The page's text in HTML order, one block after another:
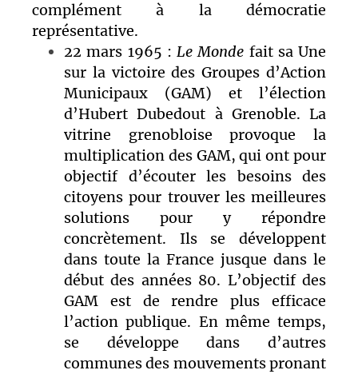
complément à la démocratie
représentative.
22 mars 1965 : Le Monde fait sa Une
sur la victoire des Groupes d’Action
Municipaux (GAM) et l’élection
d’Hubert Dubedout à Grenoble. La
vitrine grenobloise provoque la
multiplication des GAM, qui ont pour
objectif d’écouter les besoins des
citoyens pour trouver les meilleures
solutions pour y répondre
concrètement. Ils se développent
dans toute la France jusque dans le
début des années 80. L’objectif des
GAM est de rendre plus efficace
l’action publique. En même temps,
se développe dans d’autres
communes des mouvements pronant